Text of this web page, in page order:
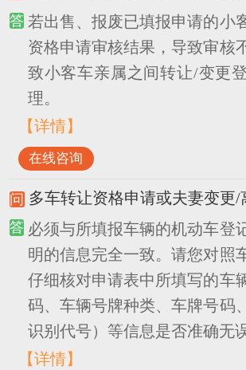
若出售、报废已填报申请的小
资格申请审核结果，导致审核
致小客车亲属之间转让/变更
理。
【详情】
在线咨询
必须与所填报车辆的机动车登
明的信息完全一致。请您对照
仔细核对申请表中所填写的车
码、车辆号牌种类、车牌号码
识别代号）等信息是否准确无误
【详情】